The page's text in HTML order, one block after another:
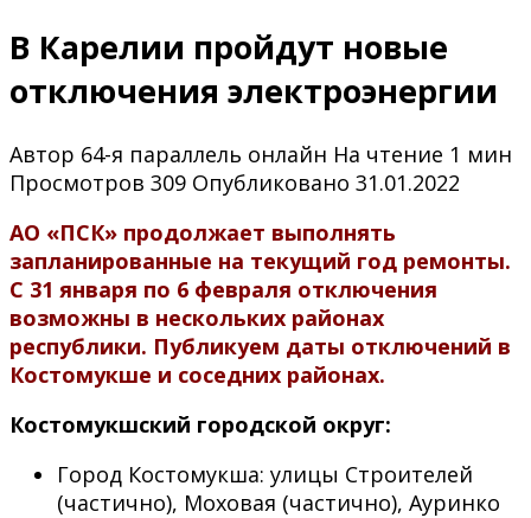
В Карелии пройдут новые
отключения электроэнергии
Автор 64-я параллель онлайн На чтение 1 мин
Просмотров 309 Опубликовано 31.01.2022
АО «ПСК» продолжает выполнять
запланированные на текущий год ремонты.
С 31 января по 6 февраля отключения
возможны в нескольких районах
республики. Публикуем даты отключений в
Костомукше и соседних районах.
Костомукшский городской округ:
Город Костомукша: улицы Строителей
(частично), Моховая (частично), Ауринко